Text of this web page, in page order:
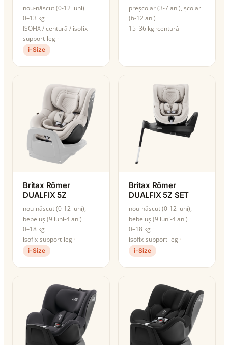
nou-născut (0-12 luni)
0–13 kg
ISOFIX / centură / isofix-
support-leg
i-Size
preșcolar (3-7 ani), școlar
(6-12 ani)
15–36 kg centură
Britax Römer
DUALFIX 5Z
nou-născut (0-12 luni),
bebeluș (9 luni-4 ani)
0–18 kg
isofix-support-leg
i-Size
Britax Römer
DUALFIX 5Z SET
nou-născut (0-12 luni),
bebeluș (9 luni-4 ani)
0–18 kg
isofix-support-leg
i-Size